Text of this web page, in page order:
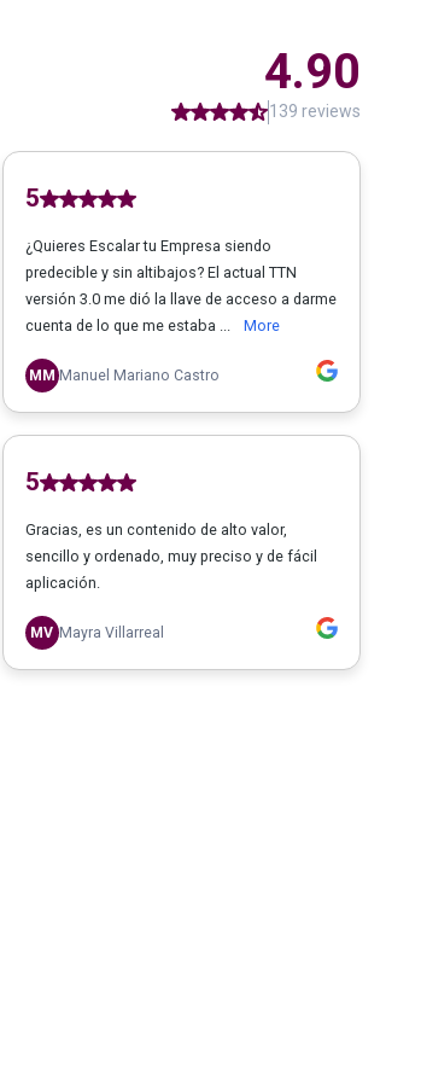
4.90
139 reviews
5
¿Quieres Escalar tu Empresa siendo
predecible y sin altibajos? El actual TTN
versión 3.0 me dió la llave de acceso a darme
cuenta de lo que me estaba ...
More
MM Manuel Mariano Castro
5
Gracias, es un contenido de alto valor,
sencillo y ordenado, muy preciso y de fácil
aplicación.
MV Mayra Villarreal